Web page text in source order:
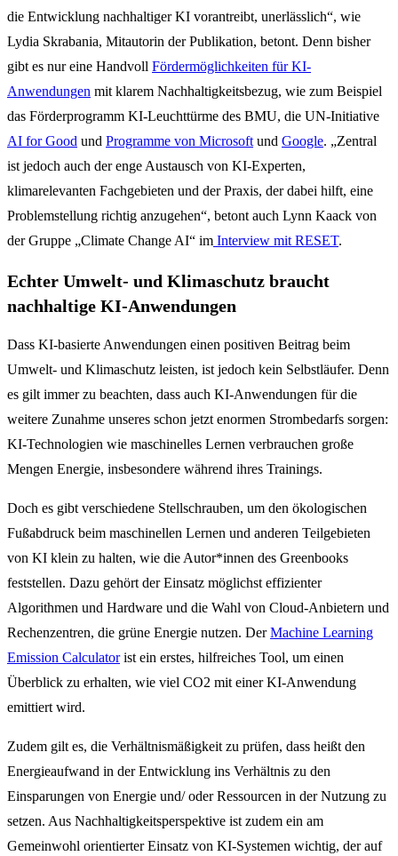
die Entwicklung nachhaltiger KI vorantreibt, unerlässlich“, wie
Lydia Skrabania, Mitautorin der Publikation, betont. Denn bisher
gibt es nur eine Handvoll Fördermöglichkeiten für KI-
Anwendungen mit klarem Nachhaltigkeitsbezug, wie zum Beispiel
das Förderprogramm KI-Leuchttürme des BMU, die UN-Initiative
AI for Good und Programme von Microsoft und Google. „Zentral
ist jedoch auch der enge Austausch von KI-Experten,
klimarelevanten Fachgebieten und der Praxis, der dabei hilft, eine
Problemstellung richtig anzugehen“, betont auch Lynn Kaack von
der Gruppe „Climate Change AI“ im Interview mit RESET.
Echter Umwelt- und Klimaschutz braucht
nachhaltige KI-Anwendungen
Dass KI-basierte Anwendungen einen positiven Beitrag beim
Umwelt- und Klimaschutz leisten, ist jedoch kein Selbstläufer. Denn
es gilt immer zu beachten, dass auch KI-Anwendungen für die
weitere Zunahme unseres schon jetzt enormen Strombedarfs sorgen:
KI-Technologien wie maschinelles Lernen verbrauchen große
Mengen Energie, insbesondere während ihres Trainings.
Doch es gibt verschiedene Stellschrauben, um den ökologischen
Fußabdruck beim maschinellen Lernen und anderen Teilgebieten
von KI klein zu halten, wie die Autor*innen des Greenbooks
feststellen. Dazu gehört der Einsatz möglichst effizienter
Algorithmen und Hardware und die Wahl von Cloud-Anbietern und
Rechenzentren, die grüne Energie nutzen. DerMachine Learning
Emission Calculatorist ein erstes, hilfreiches Tool, um einen
Überblick zu erhalten, wie viel CO2 mit einer KI-Anwendung
emittiert wird.
Zudem gilt es, die Verhältnismäßigkeit zu prüfen, dass heißt den
Energieaufwand in der Entwicklung ins Verhältnis zu den
Einsparungen von Energie und/ oder Ressourcen in der Nutzung zu
setzen. Aus Nachhaltigkeitsperspektive ist zudem ein am
Gemeinwohl orientierter Einsatz von KI-Systemen wichtig, der auf